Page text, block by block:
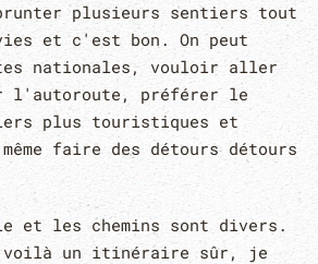
plusieurs sentiers tout
et c'est bon. On peut
nationales, vouloir aller
l'autoroute, préférer le
plus touristiques et
faire des détours détours
et les chemins sont divers.
voilà un itinéraire sûr, je